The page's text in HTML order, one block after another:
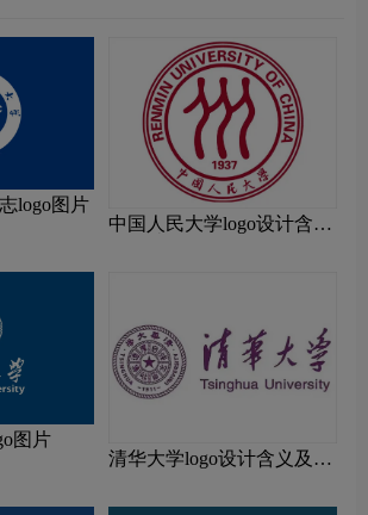
logo图片
中国人民大学logo设计含义
图片
清华大学logo设计含义及设